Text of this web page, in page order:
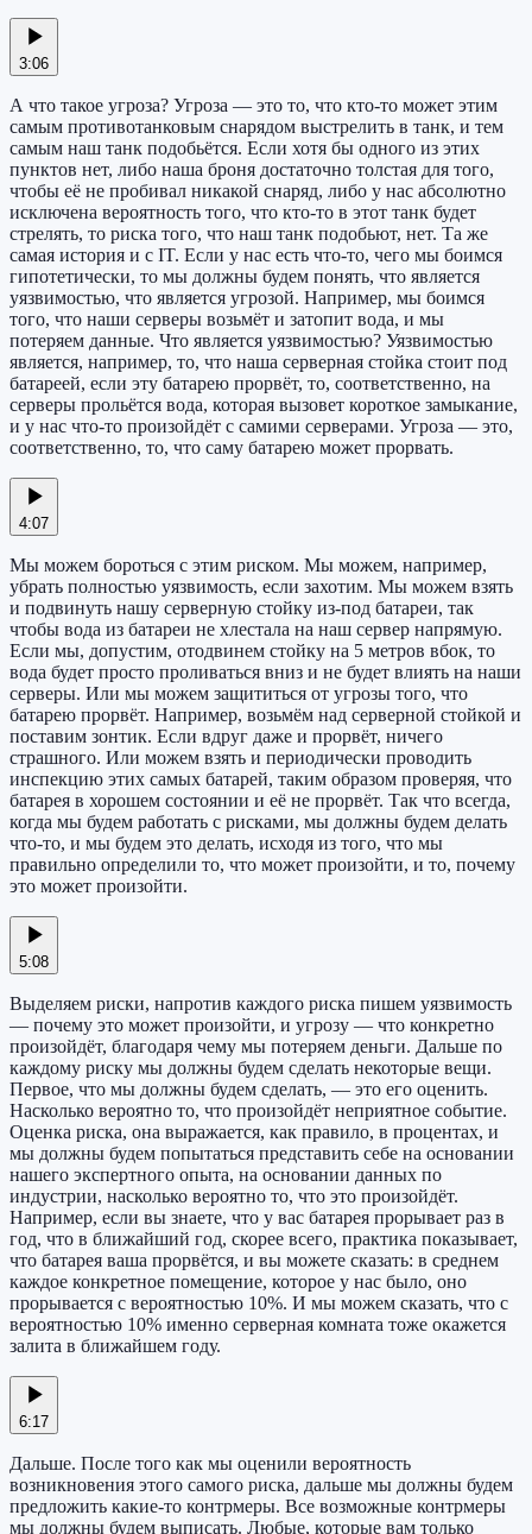
3:06
А что такое угроза? Угроза — это то, что кто-то может этим
самым противотанковым снарядом выстрелить в танк, и тем
самым наш танк подобьётся. Если хотя бы одного из этих
пунктов нет, либо наша броня достаточно толстая для того,
чтобы её не пробивал никакой снаряд, либо у нас абсолютно
исключена вероятность того, что кто-то в этот танк будет
стрелять, то риска того, что наш танк подобьют, нет. Та же
самая история и с IT. Если у нас есть что-то, чего мы боимся
гипотетически, то мы должны будем понять, что является
уязвимостью, что является угрозой. Например, мы боимся
того, что наши серверы возьмёт и затопит вода, и мы
потеряем данные. Что является уязвимостью? Уязвимостью
является, например, то, что наша серверная стойка стоит под
батареей, если эту батарею прорвёт, то, соответственно, на
серверы прольётся вода, которая вызовет короткое замыкание,
и у нас что-то произойдёт с самими серверами. Угроза — это,
соответственно, то, что саму батарею может прорвать.
4:07
Мы можем бороться с этим риском. Мы можем, например,
убрать полностью уязвимость, если захотим. Мы можем взять
и подвинуть нашу серверную стойку из-под батареи, так
чтобы вода из батареи не хлестала на наш сервер напрямую.
Если мы, допустим, отодвинем стойку на 5 метров вбок, то
вода будет просто проливаться вниз и не будет влиять на наши
серверы. Или мы можем защититься от угрозы того, что
батарею прорвёт. Например, возьмём над серверной стойкой и
поставим зонтик. Если вдруг даже и прорвёт, ничего
страшного. Или можем взять и периодически проводить
инспекцию этих самых батарей, таким образом проверяя, что
батарея в хорошем состоянии и её не прорвёт. Так что всегда,
когда мы будем работать с рисками, мы должны будем делать
что-то, и мы будем это делать, исходя из того, что мы
правильно определили то, что может произойти, и то, почему
это может произойти.
5:08
Выделяем риски, напротив каждого риска пишем уязвимость
— почему это может произойти, и угрозу — что конкретно
произойдёт, благодаря чему мы потеряем деньги. Дальше по
каждому риску мы должны будем сделать некоторые вещи.
Первое, что мы должны будем сделать, — это его оценить.
Насколько вероятно то, что произойдёт неприятное событие.
Оценка риска, она выражается, как правило, в процентах, и
мы должны будем попытаться представить себе на основании
нашего экспертного опыта, на основании данных по
индустрии, насколько вероятно то, что это произойдёт.
Например, если вы знаете, что у вас батарея прорывает раз в
год, что в ближайший год, скорее всего, практика показывает,
что батарея ваша прорвётся, и вы можете сказать: в среднем
каждое конкретное помещение, которое у нас было, оно
прорывается с вероятностью 10%. И мы можем сказать, что с
вероятностью 10% именно серверная комната тоже окажется
залита в ближайшем году.
6:17
Дальше. После того как мы оценили вероятность
возникновения этого самого риска, дальше мы должны будем
предложить какие-то контрмеры. Все возможные контрмеры
мы должны будем выписать. Любые, которые вам только